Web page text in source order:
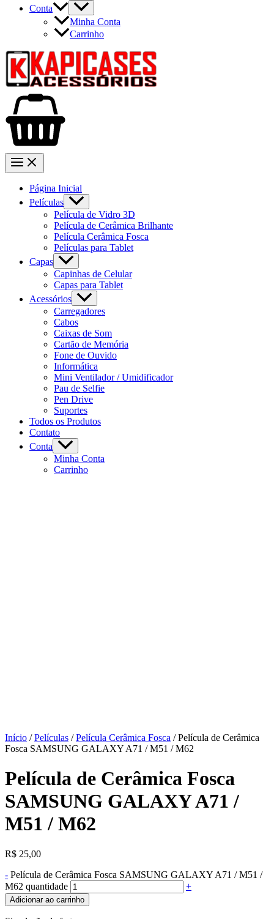
Conta
Minha Conta
Carrinho
Página Inicial
Películas
Película de Vidro 3D
Película de Cerâmica Brilhante
Película Cerâmica Fosca
Películas para Tablet
Capas
Capinhas de Celular
Capas para Tablet
Acessórios
Carregadores
Cabos
Caixas de Som
Cartão de Memória
Fone de Ouvido
Informática
Mini Ventilador / Umidificador
Pau de Selfie
Pen Drive
Suportes
Todos os Produtos
Contato
Conta
Minha Conta
Carrinho
Início /Películas /Película Cerâmica Fosca / Película de Cerâmica
Fosca SAMSUNG GALAXY A71 / M51 / M62
Película de Cerâmica Fosca
SAMSUNG GALAXY A71 /
M51 / M62
R$ 25,00
- Película de Cerâmica Fosca SAMSUNG GALAXY A71 / M51 /
M62 quantidade
+
Adicionar ao carrinho